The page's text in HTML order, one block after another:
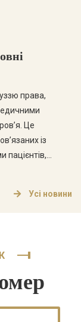
права,
Це
із
пацієнтів,
з кількох
Усі новини